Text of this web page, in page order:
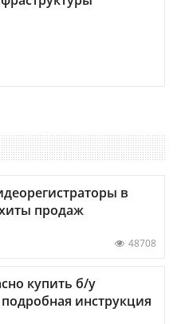
в
продаж
48708
купить б/у
инструкция